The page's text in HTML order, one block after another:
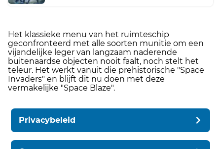
Het klassieke menu van het ruimteschip
geconfronteerd met alle soorten munitie om een ​​
vijandelijke leger van langzaam naderende
buitenaardse objecten nooit faalt, noch stelt het
teleur. Het werkt vanuit die prehistorische "Space
Invaders" en blijft dit nu doen met deze
vermakelijke "Space Blaze".
Privacybeleid